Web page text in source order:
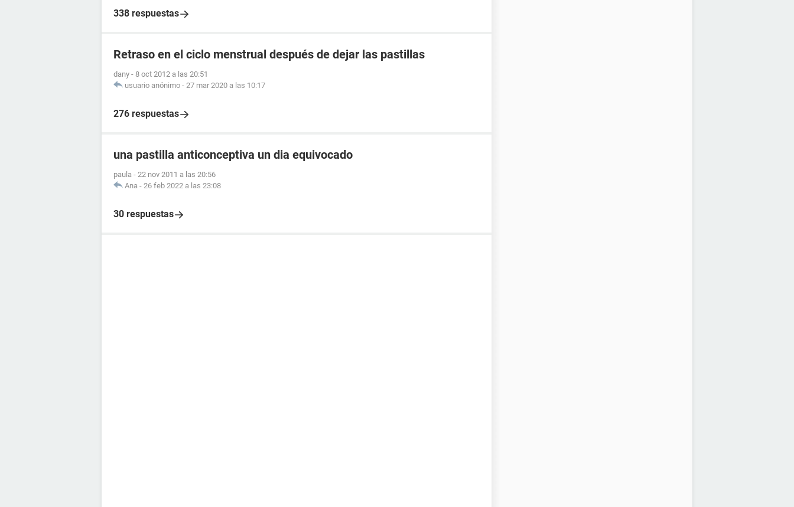
338 respuestas
Retraso en el ciclo menstrual después de dejar las pastillas
dany - 8 oct 2012 a las 20:51
usuario anónimo - 27 mar 2020 a las 10:17
276 respuestas
una pastilla anticonceptiva un dia equivocado
paula - 22 nov 2011 a las 20:56
Ana - 26 feb 2022 a las 23:08
30 respuestas